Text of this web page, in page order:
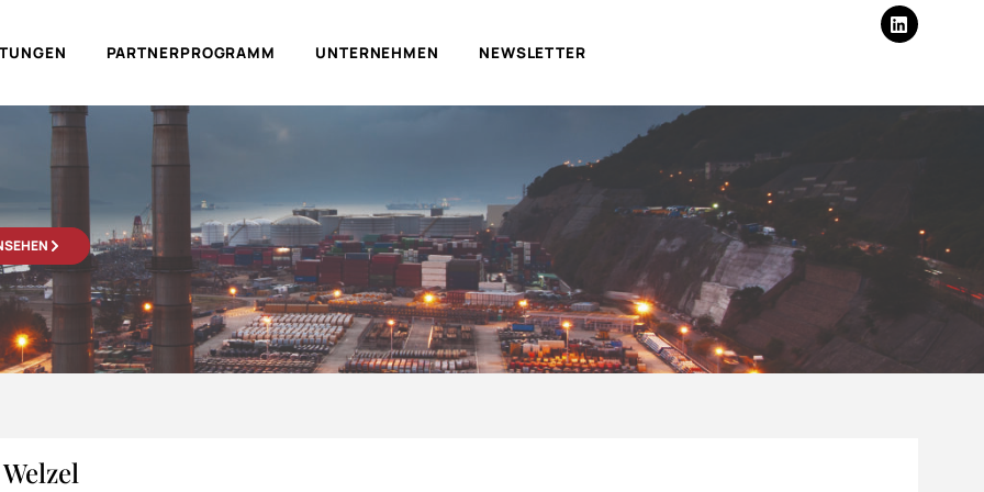
PARTNERPROGRAMM UNTERNEHMEN NEWSLETTER